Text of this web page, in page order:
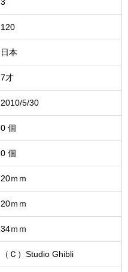
120
日本
7才
2010/5/30
0 個
0 個
20ｍｍ
20ｍｍ
34ｍｍ
（Ｃ）Studio Ghibli